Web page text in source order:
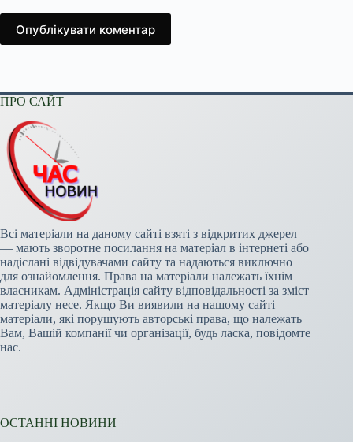
Опублікувати коментар
ПРО САЙТ
Всі матеріали на даному сайті взяті з відкритих джерел
— мають зворотне посилання на матеріал в інтернеті або
надіслані відвідувачами сайту та надаються виключно
для ознайомлення. Права на матеріали належать їхнім
власникам. Адміністрація сайту відповідальності за зміст
матеріалу несе. Якщо Ви виявили на нашому сайті
матеріали, які порушують авторські права, що належать
Вам, Вашій компанії чи організації, будь ласка, повідомте
нас.
ОСТАННІ НОВИНИ